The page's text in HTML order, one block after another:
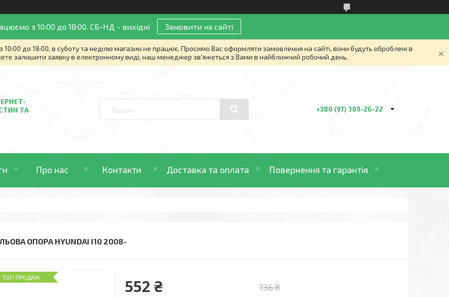
з 10:00 до 18:00. СБ-НД - вихідні Замовити на сайті
до 18:00, в суботу та неділю магазин не працює. Просимо Вас оформляти замовлення на сайті, вони будуть оброблені в
залишити заявку в електронному виді, наш менеджер зв'яжеться з Вами в найближчий робочий день.
ТА
+380 (97) 389-26-22
Про нас Контакти Доставка та оплата Повернення та гарантія
ОПОРА HYUNDAI I10 2008-
ТОП ПРОДАЖ
736 ₴
552 ₴